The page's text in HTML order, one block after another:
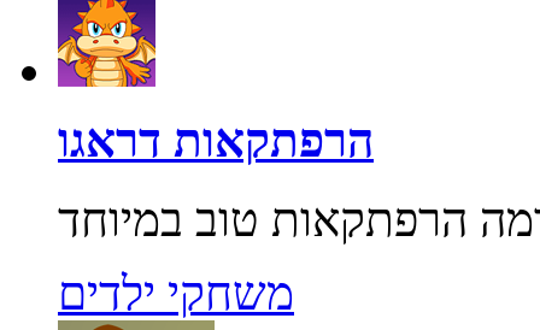
הרפתקאות דראגו
משחקי ילדים